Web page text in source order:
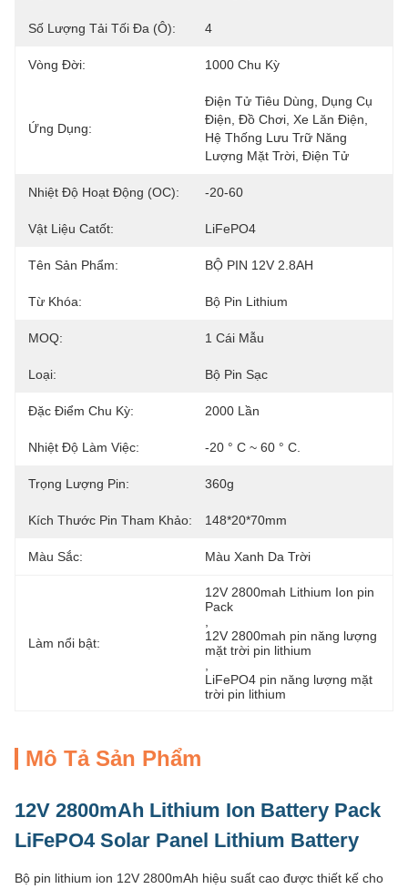
Số Lượng Tải Tối Đa (ô): 4
Vòng Đời: 1000 Chu Kỳ
Ứng Dụng:
Điện Tử Tiêu Dùng, Dụng Cụ
Điện, Đồ Chơi, Xe Lăn Điện,
Hệ Thống Lưu Trữ Năng
Lượng Mặt Trời, Điện Tử
Nhiệt Độ Hoạt Động (oC): -20-60
Vật Liệu Catốt: LiFePO4
Tên Sản Phẩm: BỘ PIN 12V 2.8AH
Từ Khóa: Bộ Pin Lithium
MOQ: 1 Cái Mẫu
Loại: Bộ Pin Sạc
Đặc Điểm Chu Kỳ: 2000 Lần
Nhiệt Độ Làm Việc: -20 ° C ~ 60 ° C.
Trọng Lượng Pin: 360g
Kích Thước Pin Tham Khảo: 148*20*70mm
Màu Sắc: Màu Xanh Da Trời
Làm nổi bật:
12V 2800mah Lithium Ion pin
Pack
12V 2800mah pin năng lượng
mặt trời pin lithium
LiFePO4 pin năng lượng mặt
trời pin lithium
Mô Tả Sản Phẩm
12V 2800mAh Lithium Ion Battery Pack
LiFePO4 Solar Panel Lithium Battery
Bộ pin lithium ion 12V 2800mAh hiệu suất cao được thiết kế cho